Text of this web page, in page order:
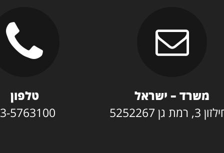
משרד – ישראל
גן 5252267
טלפון
5763100